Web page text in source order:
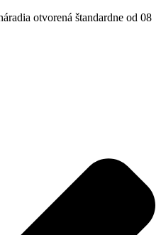
otvorená štandardne od 08